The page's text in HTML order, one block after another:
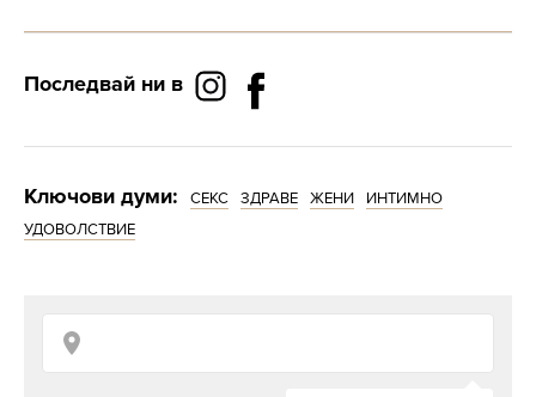
"Всичките тези фактори им пречат да
категоричен е експертът.
Последвай ни в
Ключови думи: СЕКС ЗДРАВЕ ЖЕНИ
ИНТИМНО
УДОВОЛСТВИЕ